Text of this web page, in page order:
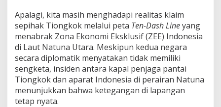
Apalagi, kita masih menghadapi realitas klaim
sepihak Tiongkok melalui peta Ten-Dash Lineyang
menabrak Zona Ekonomi Eksklusif (ZEE) Indonesia
di Laut Natuna Utara. Meskipun kedua negara
secara diplomatik menyatakan tidak memiliki
sengketa, insiden antara kapal penjaga pantai
Tiongkok dan aparat Indonesia di perairan Natuna
menunjukkan bahwa ketegangan di lapangan
tetap nyata.